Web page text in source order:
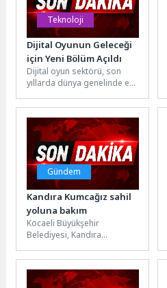
Teknoloji
Dijital Oyunun Geleceği
için Yeni Bölüm Açıldı
Dijital oyun sektörü, son
yıllarda dünya genelinde en
endüstrilerden biri olarak
öne...
Gündem
Kandıra Kumcağız sahil
yoluna bakım
Kocaeli Büyükşehir
Belediyesi, Kandıra
bakım ve onarım çalışması
yapıyor. Bu kapsamda
Kumcağız...